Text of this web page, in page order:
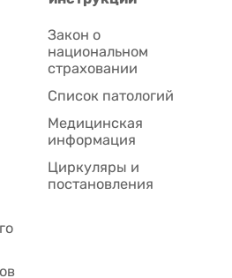
Закон о
национальном
страховании
Список патологий
Медицинская
информация
Циркуляры и
постановления